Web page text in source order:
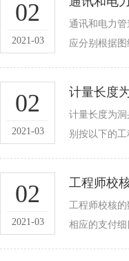
02
2021-03
通讯和电力管
应分别根据图
02
2021-03
计量长度
计量长度为洞
别按以下的工
02
2021-03
工程师校
工程师校核
相应的支付